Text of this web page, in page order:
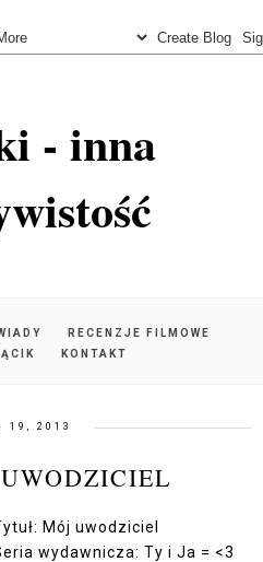
- inna
RECENZJE FILMOWE
KONTAKT
19, 2013
Mój uwodziciel
wydawnicza: Ty i Ja = <3